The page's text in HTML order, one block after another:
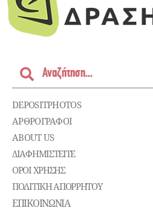
DEPOSITPHOTOS
ΑΡΘΡΟΓΡΑΦΟΙ
ABOUT US
ΔΙΑΦΗΜΙΣΤΕΊΤΕ
ΌΡΟΙ ΧΡΉΣΗΣ
ΠΟΛΙΤΙΚΉ ΑΠΟΡΡΉΤΟΥ
ΕΠΙΚΟΙΝΩΝΊΑ